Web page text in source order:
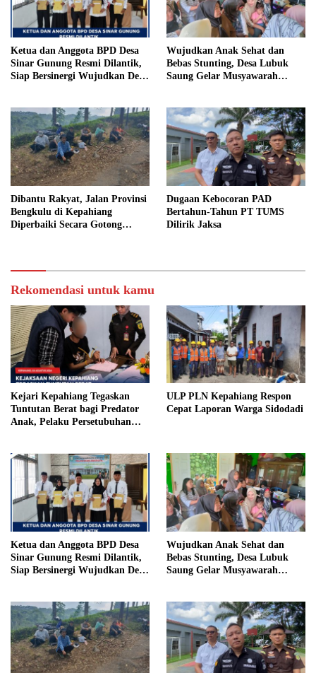
Ketua dan Anggota BPD Desa
Sinar Gunung Resmi Dilantik,
Siap Bersinergi Wujudkan Desa
Wujudkan Anak Sehat dan
Bebas Stunting, Desa Lubuk
Saung Gelar Musyawarah
Dibantu Rakyat, Jalan Provinsi
Bengkulu di Kepahiang
Diperbaiki Secara Gotong
Dugaan Kebocoran PAD
Bertahun-Tahun PT TUMS
Dilirik Jaksa
Rekomendasi untuk kamu
Kejari Kepahiang Tegaskan
Tuntutan Berat bagi Predator
Anak, Pelaku Persetubuhan
Penjara
ULP PLN Kepahiang Respon
Cepat Laporan Warga Sidodadi
Ketua dan Anggota BPD Desa
Sinar Gunung Resmi Dilantik,
Siap Bersinergi Wujudkan Desa
Wujudkan Anak Sehat dan
Bebas Stunting, Desa Lubuk
Saung Gelar Musyawarah